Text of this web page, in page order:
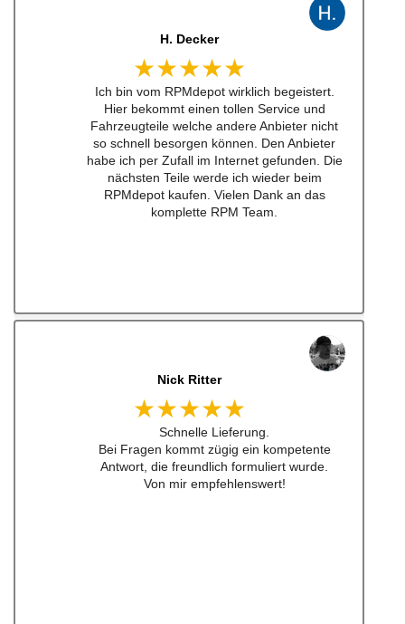
J. B
★★★★★
Kann man zu 100% empfehlen. Habe einen
Schalthebel für einen w201 16v besteht.
Lieferung schnell und Konversation top.
Qualität der Teile ist wirklich top!!!
Empfehe ich sehr gerne weiter.
Ich werde bei zukünftigen Projekten hier als
erstes schauen. Mega Auswahl!
Immer gerne wieder:-)
jonas bitter
★★★★★
Hatte das luisi mirage lenkrad für einen sehr
guten Preis bestellt und war nach nicht mal
24h da. Sogar aufkleber waren dabei ... habe
ich schon lange nicht mehr erlebt .